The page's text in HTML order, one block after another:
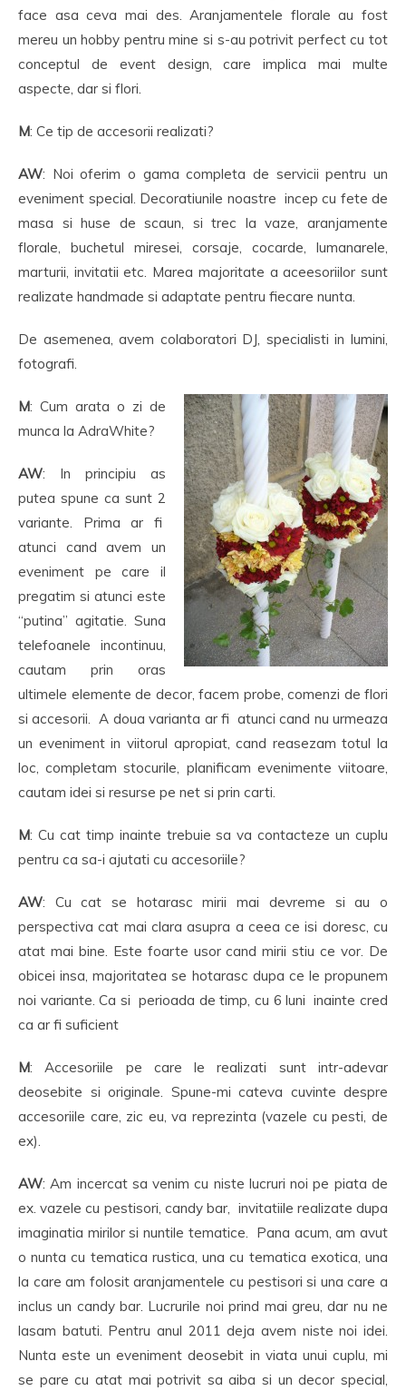
face asa ceva mai des. Aranjamentele florale au fost
mereu un hobby pentru mine si s-au potrivit perfect cu tot
conceptul de event design, care implica mai multe
aspecte, dar si flori.
M: Ce tip de accesorii realizati?
AW: Noi oferim o gama completa de servicii pentru un
eveniment special. Decoratiunile noastre incep cu fete de
masa si huse de scaun, si trec la vaze, aranjamente
florale, buchetul miresei, corsaje, cocarde, lumanarele,
marturii, invitatii etc. Marea majoritate a aceesoriilor sunt
realizate handmade si adaptate pentru fiecare nunta.
De asemenea, avem colaboratori DJ, specialisti in lumini,
fotografi.
M: Cum arata o zi de
munca la AdraWhite?
AW: In principiu as
putea spune ca sunt 2
variante. Prima ar fi
atunci cand avem un
eveniment pe care il
pregatim si atunci este
“putina” agitatie. Suna
telefoanele incontinuu,
cautam prin oras
ultimele elemente de decor, facem probe, comenzi de flori
si accesorii. A doua varianta ar fi atunci cand nu urmeaza
un eveniment in viitorul apropiat, cand reasezam totul la
loc, completam stocurile, planificam evenimente viitoare,
cautam idei si resurse pe net si prin carti.
M: Cu cat timp inainte trebuie sa va contacteze un cuplu
pentru ca sa-i ajutati cu accesoriile?
AW: Cu cat se hotarasc mirii mai devreme si au o
perspectiva cat mai clara asupra a ceea ce isi doresc, cu
atat mai bine. Este foarte usor cand mirii stiu ce vor. De
obicei insa, majoritatea se hotarasc dupa ce le propunem
noi variante. Ca si perioada de timp, cu 6 luni inainte cred
ca ar fi suficient
M: Accesoriile pe care le realizati sunt intr-adevar
deosebite si originale. Spune-mi cateva cuvinte despre
accesoriile care, zic eu, va reprezinta (vazele cu pesti, de
ex).
AW: Am incercat sa venim cu niste lucruri noi pe piata de
ex. vazele cu pestisori, candy bar, invitatiile realizate dupa
imaginatia mirilor si nuntile tematice. Pana acum, am avut
o nunta cu tematica rustica, una cu tematica exotica, una
la care am folosit aranjamentele cu pestisori si una care a
inclus un candy bar. Lucrurile noi prind mai greu, dar nu ne
lasam batuti. Pentru anul 2011 deja avem niste noi idei.
Nunta este un eveniment deosebit in viata unui cuplu, mi
se pare cu atat mai potrivit sa aiba si un decor special,